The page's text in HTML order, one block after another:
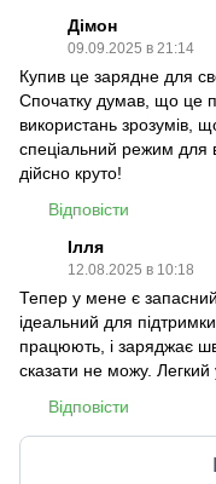
Дімон
09.09.2025 в 21:14
Купив це зарядне для
Спочатку думав, що це
використань зрозумів,
спеціальний режим для
дійсно круто!
Відповісти
Ілля
12.08.2025 в 10:18
Тепер у мене є
ідеальний для
працюють, і заряджає
сказати не можу. Легкий
Відповісти